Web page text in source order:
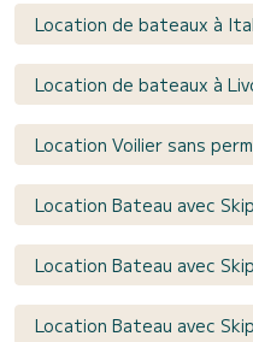
Location de bateaux à
Location de bateaux à
Location Voilier sans
Location Bateau avec
Location Bateau avec
Location Bateau avec